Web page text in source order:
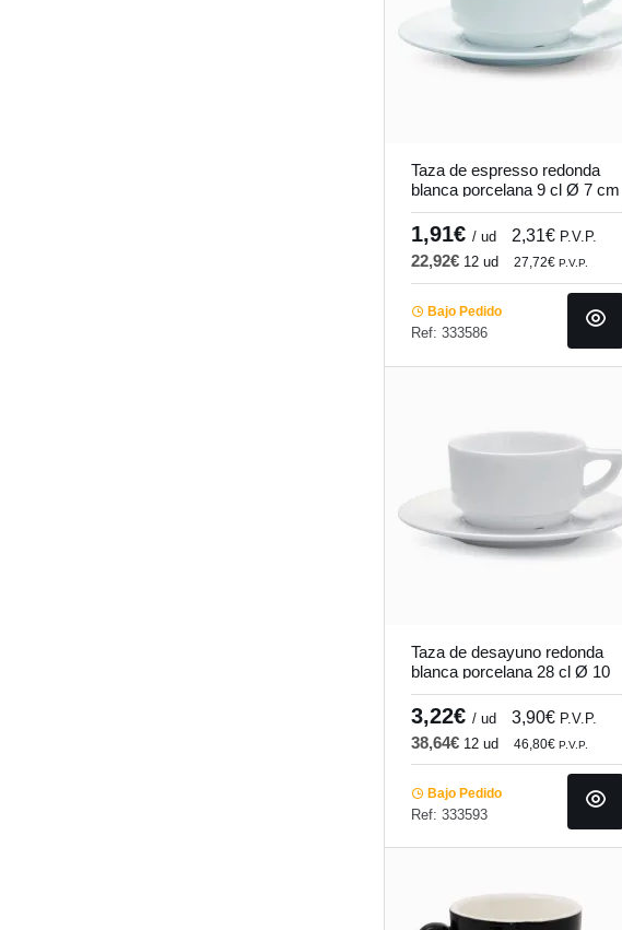
Taza de espresso redonda
blanca porcelana 9 cl Ø 7 cm
Cafett Pro.mundi
1,91€ / ud 2,31€ P.V.P.
22,92€ 12 ud 27,72€ P.V.P.
Bajo Pedido
Ref: 333586
Taza de desayuno redonda
blanca porcelana 28 cl Ø 10
cm Cafett Pro.mundi
3,22€ / ud 3,90€ P.V.P.
38,64€ 12 ud 46,80€ P.V.P.
Bajo Pedido
Ref: 333593